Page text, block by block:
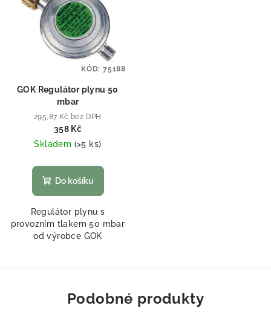
GOK Regulátor plynu 50
mbar
295,87 Kč bez DPH
358 Kč
Skladem (>5 ks)
Do košíku
Regulátor plynu s
provozním tlakem 50 mbar
od výrobce GOK
KÓD: 75188
Podobné produkty